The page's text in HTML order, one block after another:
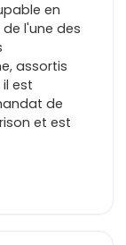
en
l'une des
assortis
il est
de
et est